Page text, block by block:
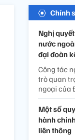
Chính
Nghị
nước
đại đoàn
Công tác
trò quan
ngoại của
Một số
hành
liên thông